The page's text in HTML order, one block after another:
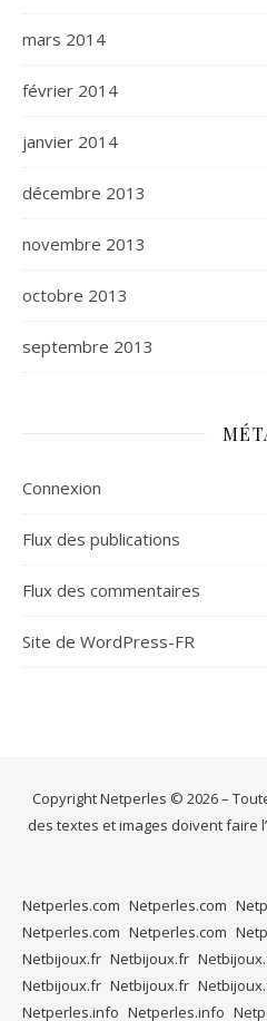
mars 2014
février 2014
janvier 2014
décembre 2013
novembre 2013
octobre 2013
septembre 2013
Connexion
Flux des publications
Flux des commentaires
Site de WordPress-FR
Copyright Netperles © 2026 –
des textes et images doivent faire
Netperles.com Netperles.com
Netperles.com Netperles.com
Netbijoux.fr Netbijoux.fr
Netbijoux.fr Netbijoux.fr
Netperles.info Netperles.info